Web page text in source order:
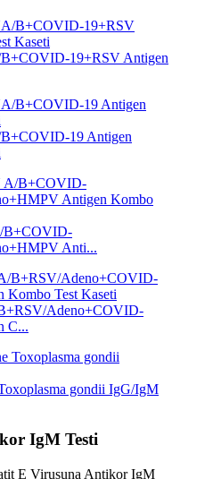
B+COVID-19+RSV Antigen
19 Antigen
B+COVID-
Anti...
Adeno+COVID-
C...
gondii IgG/IgM
IgM Testi